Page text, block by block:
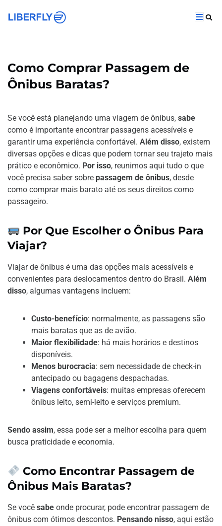
Como Comprar Passagem de
Ônibus Baratas?
Se você está planejando uma viagem de ônibus, sabe
como é importante encontrar passagens acessíveis e
garantir uma experiência confortável. Além disso, existem
diversas opções e dicas que podem tornar seu trajeto mais
prático e econômico. Por isso, reunimos aqui tudo o que
você precisa saber sobre passagem de ônibus, desde
como comprar mais barato até os seus direitos como
passageiro.
Por Que Escolher o Ônibus Para
Viajar?
Viajar de ônibus é uma das opções mais acessíveis e
convenientes para deslocamentos dentro do Brasil. Além
disso, algumas vantagens incluem:
Custo-benefício: normalmente, as passagens são
mais baratas que as de avião.
Maior flexibilidade: há mais horários e destinos
disponíveis.
Menos burocracia: sem necessidade de check-in
antecipado ou bagagens despachadas.
Viagens confortáveis: muitas empresas oferecem
ônibus leito, semi-leito e serviços premium.
Sendo assim, essa pode ser a melhor escolha para quem
busca praticidade e economia.
Como Encontrar Passagem de
Ônibus Mais Baratas?
Se você sabe onde procurar, pode encontrar passagem de
ônibus com ótimos descontos. Pensando nisso, aqui estão